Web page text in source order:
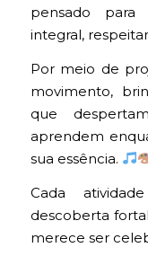
pensado para
integral,
Por meio de
movimento,
que
aprendem
sua essência.
Cada
descoberta
merece ser